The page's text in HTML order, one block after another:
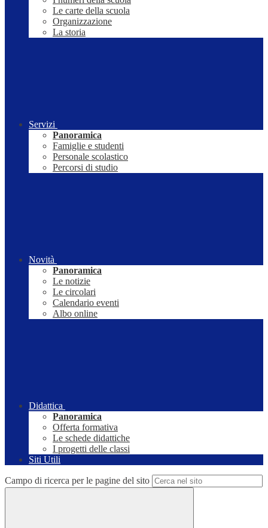
Le carte della scuola
Organizzazione
La storia
Servizi
Panoramica
Famiglie e studenti
Personale scolastico
Percorsi di studio
Novità
Panoramica
Le notizie
Le circolari
Calendario eventi
Albo online
Didattica
Panoramica
Offerta formativa
Le schede didattiche
I progetti delle classi
Siti Utili
Campo di ricerca per le pagine del sito